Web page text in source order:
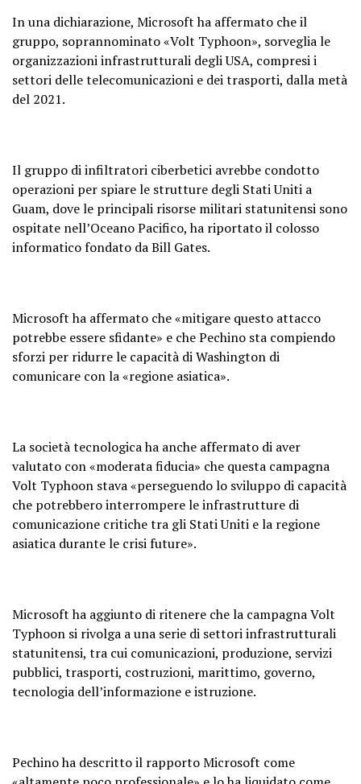
In una dichiarazione, Microsoft ha affermato che il
gruppo, soprannominato «Volt Typhoon», sorveglia le
organizzazioni infrastrutturali degli USA, compresi i
settori delle telecomunicazioni e dei trasporti, dalla metà
del 2021.
Il gruppo di infiltratori ciberbetici avrebbe condotto
operazioni per spiare le strutture degli Stati Uniti a
Guam, dove le principali risorse militari statunitensi sono
ospitate nell’Oceano Pacifico, ha riportato il colosso
informatico fondato da Bill Gates.
Microsoft ha affermato che «mitigare questo attacco
potrebbe essere sfidante» e che Pechino sta compiendo
sforzi per ridurre le capacità di Washington di
comunicare con la «regione asiatica».
La società tecnologica ha anche affermato di aver
valutato con «moderata fiducia» che questa campagna
Volt Typhoon stava «perseguendo lo sviluppo di capacità
che potrebbero interrompere le infrastrutture di
comunicazione critiche tra gli Stati Uniti e la regione
asiatica durante le crisi future».
Microsoft ha aggiunto di ritenere che la campagna Volt
Typhoon si rivolga a una serie di settori infrastrutturali
statunitensi, tra cui comunicazioni, produzione, servizi
pubblici, trasporti, costruzioni, marittimo, governo,
tecnologia dell’informazione e istruzione.
Pechino ha descritto il rapporto Microsoft come